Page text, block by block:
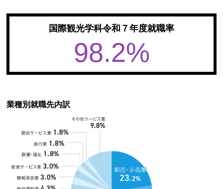
国際観光学科令和７年度就職率
98.2%
業種別就職先内訳